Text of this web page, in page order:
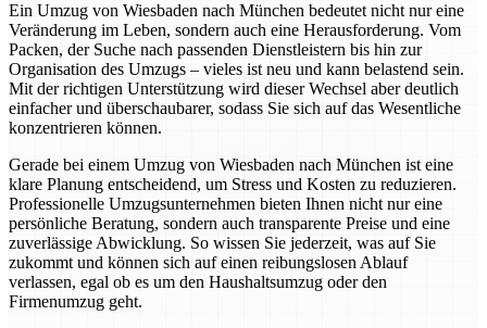
Ein Umzug von Wiesbaden nach München bedeutet nicht nur eine
Veränderung im Leben, sondern auch eine Herausforderung. Vom
Packen, der Suche nach passenden Dienstleistern bis hin zur
Organisation des Umzugs – vieles ist neu und kann belastend sein.
Mit der richtigen Unterstützung wird dieser Wechsel aber deutlich
einfacher und überschaubarer, sodass Sie sich auf das Wesentliche
konzentrieren können.
Gerade bei einem Umzug von Wiesbaden nach München ist eine
klare Planung entscheidend, um Stress und Kosten zu reduzieren.
Professionelle Umzugsunternehmen bieten Ihnen nicht nur eine
persönliche Beratung, sondern auch transparente Preise und eine
zuverlässige Abwicklung. So wissen Sie jederzeit, was auf Sie
zukommt und können sich auf einen reibungslosen Ablauf
verlassen, egal ob es um den Haushaltsumzug oder den
Firmenumzug geht.